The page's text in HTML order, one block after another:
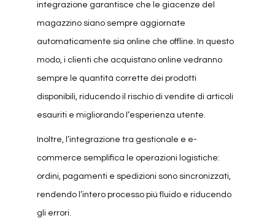
integrazione garantisce che le giacenze del
magazzino siano sempre aggiornate
automaticamente sia online che offline. In questo
modo, i clienti che acquistano online vedranno
sempre le quantità corrette dei prodotti
disponibili, riducendo il rischio di vendite di articoli
esauriti e migliorando l’esperienza utente.
Inoltre, l’integrazione tra gestionale e e-
commerce semplifica le operazioni logistiche:
ordini, pagamenti e spedizioni sono sincronizzati,
rendendo l’intero processo più fluido e riducendo
gli errori.